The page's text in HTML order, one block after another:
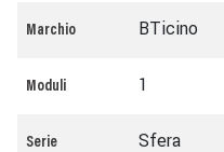
Marchio BTicino
Moduli 1
Serie Sfera